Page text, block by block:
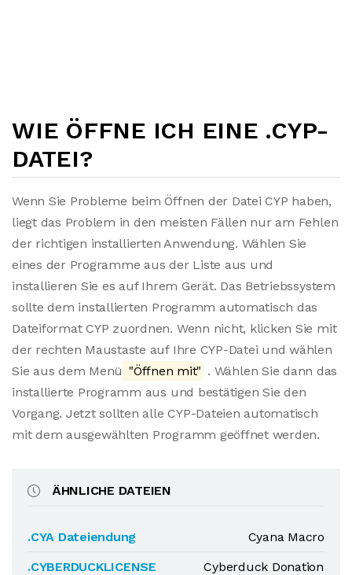
WIE ÖFFNE ICH EINE .CYP-
DATEI?
Wenn Sie Probleme beim Öffnen der Datei CYP haben,
liegt das Problem in den meisten Fällen nur am Fehlen
der richtigen installierten Anwendung. Wählen Sie
eines der Programme aus der Liste aus und
installieren Sie es auf Ihrem Gerät. Das Betriebssystem
sollte dem installierten Programm automatisch das
Dateiformat CYP zuordnen. Wenn nicht, klicken Sie mit
der rechten Maustaste auf Ihre CYP-Datei und wählen
Sie aus dem Menü "Öffnen mit" . Wählen Sie dann das
installierte Programm aus und bestätigen Sie den
Vorgang. Jetzt sollten alle CYP-Dateien automatisch
mit dem ausgewählten Programm geöffnet werden.
ÄHNLICHE DATEIEN
.CYA Dateiendung
Cyana Macro
.CYBERDUCKLICENSE
Cyberduck Donation